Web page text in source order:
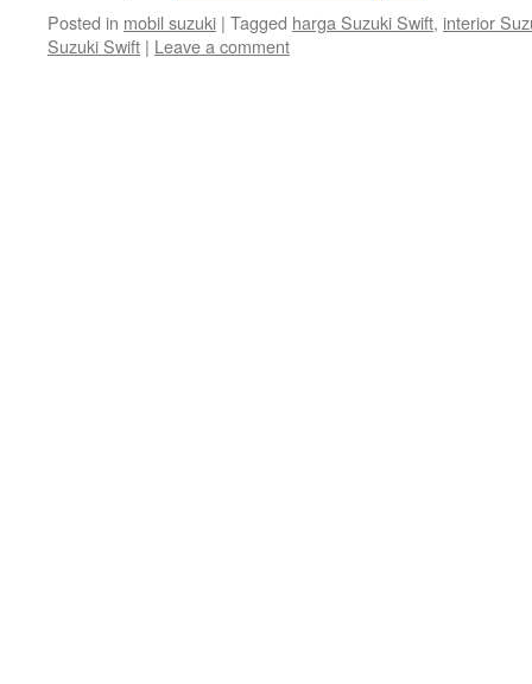
Posted in mobil suzuki | Tagged harga Suzuki Swift, interior
Suzuki Swift | Leave a comment